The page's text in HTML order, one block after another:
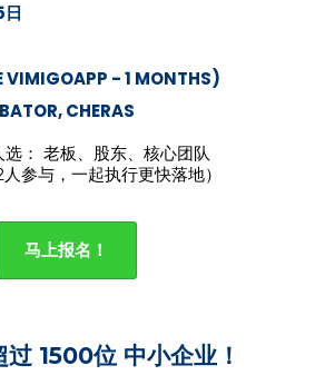
VIMIGOAPP - 1 MONTHS)
CHERAS
： 老板、股东、核心团队
人参与，一起执行更快落地）
过 1500位 中小企业！